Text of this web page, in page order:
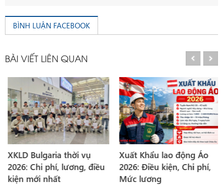
BÌNH LUẬN FACEBOOK
BÀI VIẾT LIÊN QUAN
XKLD Bulgaria thời vụ
2026: Chi phí, lương, điều
kiện mới nhất
Xuất Khẩu lao động Áo
2026: Điều kiện, Chi phí,
Mức lương